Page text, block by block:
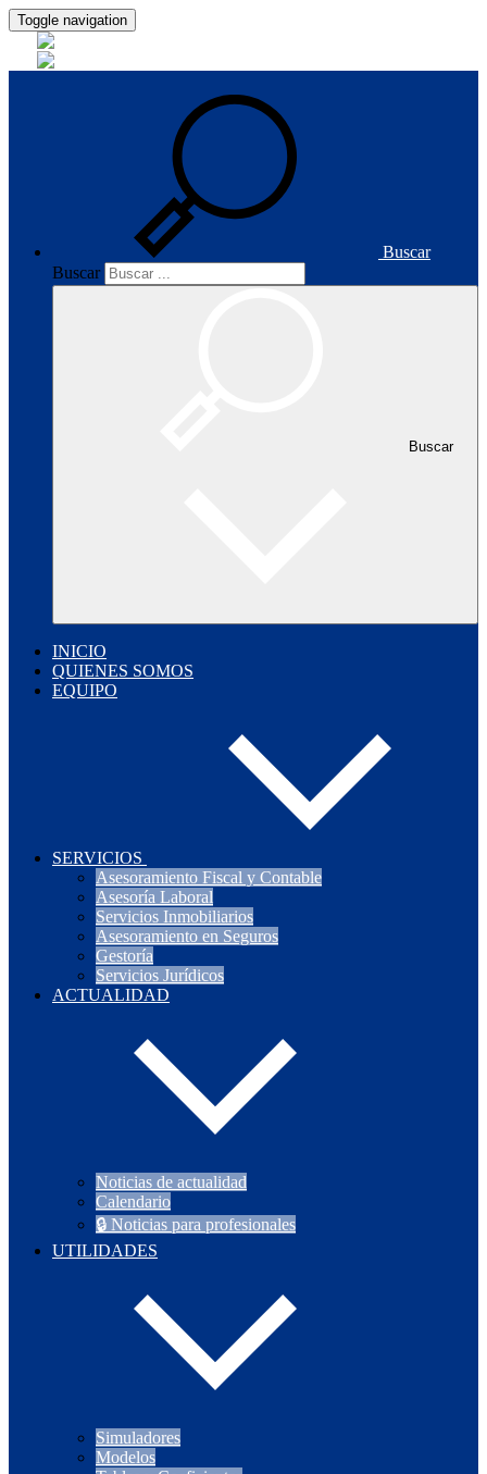
Toggle navigation
Buscar
Buscar
Buscar
INICIO
QUIENES SOMOS
EQUIPO
SERVICIOS
Asesoramiento Fiscal y Contable
Asesoría Laboral
Servicios Inmobiliarios
Asesoramiento en Seguros
Gestoría
Servicios Jurídicos
ACTUALIDAD
Noticias de actualidad
Calendario
🔒 Noticias para profesionales
UTILIDADES
Simuladores
Modelos